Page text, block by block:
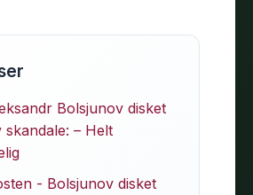
Bolsjunov disket
skandale: – Helt
- Bolsjunov disket